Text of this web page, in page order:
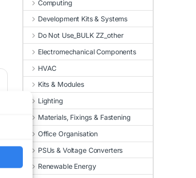
Computing
Development Kits & Systems
Do Not Use_BULK ZZ_other
Electromechanical Components
HVAC
Kits & Modules
Lighting
Materials, Fixings & Fastening
Office Organisation
PSUs & Voltage Converters
Renewable Energy